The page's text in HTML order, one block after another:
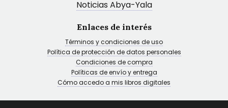
Noticias Abya-Yala
Enlaces de interés
Términos y condiciones de uso
Política de protección de datos personales
Condiciones de compra
Políticas de envío y entrega
Cómo accedo a mis libros digitales